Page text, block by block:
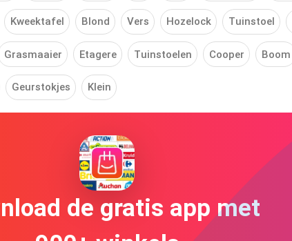
Kweektafel Blond Vers Hozelock Tuinstoel
Grasmaaier Etagere Tuinstoelen Cooper Boom
Geurstokjes Klein
de gratis app met